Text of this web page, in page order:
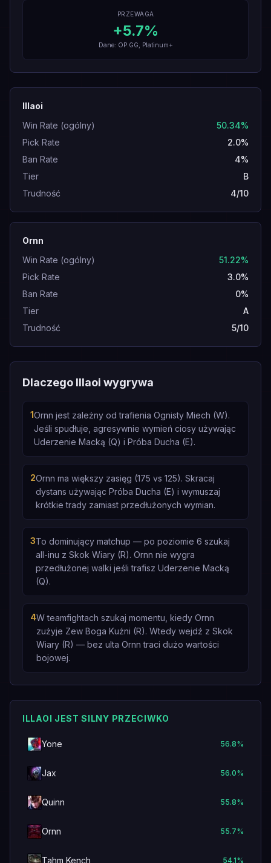
PRZEWAGA
+5.7%
Dane: OP.GG, Platinum+
Illaoi
Win Rate (ogólny)
50.34%
Pick Rate
2.0%
Ban Rate
4%
Tier
B
Trudność
4/10
Ornn
Win Rate (ogólny)
51.22%
Pick Rate
3.0%
Ban Rate
0%
Tier
A
Trudność
5/10
Dlaczego Illaoi wygrywa
1Ornn jest zależny od trafienia Ognisty Miech (W).
Jeśli spudłuje, agresywnie wymień ciosy używając
Uderzenie Macką (Q) i Próba Ducha (E).
2Ornn ma większy zasięg (175 vs 125). Skracaj
dystans używając Próba Ducha (E) i wymuszaj
krótkie trady zamiast przedłużonych wymian.
3To dominujący matchup — po poziomie 6 szukaj
all-inu z Skok Wiary (R). Ornn nie wygra
przedłużonej walki jeśli trafisz Uderzenie Macką
(Q).
4W teamfightach szukaj momentu, kiedy Ornn
zużyje Zew Boga Kuźni (R). Wtedy wejdź z Skok
Wiary (R) — bez ulta Ornn traci dużo wartości
bojowej.
ILLAOI JEST SILNY PRZECIWKO
Yone 56.8%
Jax 56.0%
Quinn 55.8%
Ornn 55.7%
Tahm Kench 54.1%